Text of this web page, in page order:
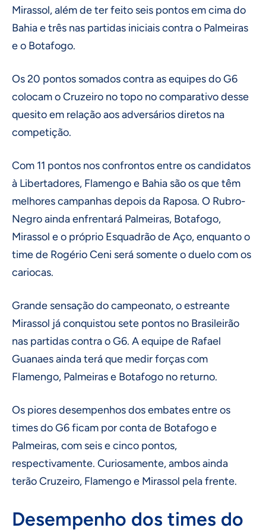
Mirassol, além de ter feito seis pontos em cima do
Bahia e três nas partidas iniciais contra o Palmeiras
e o Botafogo.
Os 20 pontos somados contra as equipes do G6
colocam o Cruzeiro no topo no comparativo desse
quesito em relação aos adversários diretos na
competição.
Com 11 pontos nos confrontos entre os candidatos
à Libertadores, Flamengo e Bahia são os que têm
melhores campanhas depois da Raposa. O Rubro-
Negro ainda enfrentará Palmeiras, Botafogo,
Mirassol e o próprio Esquadrão de Aço, enquanto o
time de Rogério Ceni será somente o duelo com os
cariocas.
Grande sensação do campeonato, o estreante
Mirassol já conquistou sete pontos no Brasileirão
nas partidas contra o G6. A equipe de Rafael
Guanaes ainda terá que medir forças com
Flamengo, Palmeiras e Botafogo no returno.
Os piores desempenhos dos embates entre os
times do G6 ficam por conta de Botafogo e
Palmeiras, com seis e cinco pontos,
respectivamente. Curiosamente, ambos ainda
terão Cruzeiro, Flamengo e Mirassol pela frente.
Desempenho dos times do